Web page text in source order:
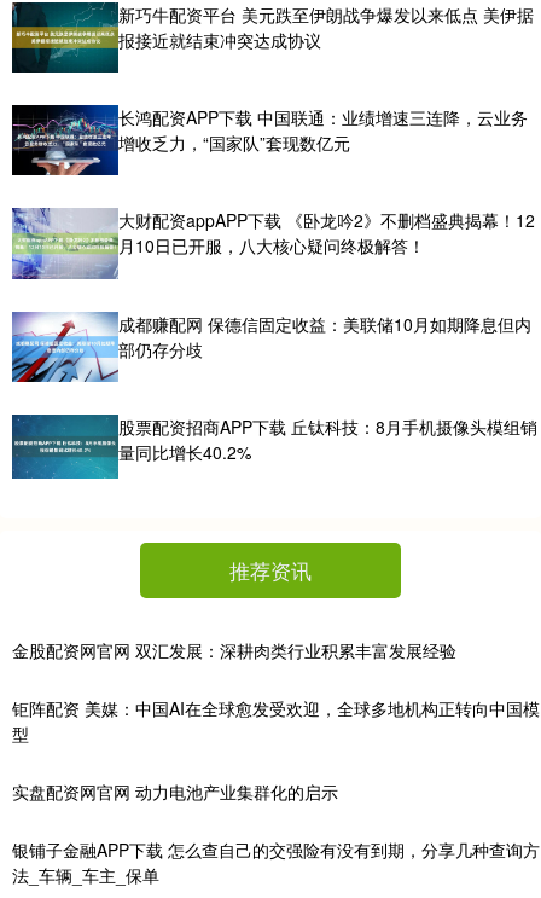
新巧牛配资平台 美元跌至伊朗战争爆发以来低点 美伊据
报接近就结束冲突达成协议
长鸿配资APP下载 中国联通：业绩增速三连降，云业务
增收乏力，“国家队”套现数亿元
大财配资appAPP下载 《卧龙吟2》不删档盛典揭幕！12
月10日已开服，八大核心疑问终极解答！
成都赚配网 保德信固定收益：美联储10月如期降息但内
部仍存分歧
股票配资招商APP下载 丘钛科技：8月手机摄像头模组销
量同比增长40.2%
推荐资讯
金股配资网官网 双汇发展：深耕肉类行业积累丰富发展经验
钜阵配资 美媒：中国AI在全球愈发受欢迎，全球多地机构正转向中国模
型
实盘配资网官网 动力电池产业集群化的启示
银铺子金融APP下载 怎么查自己的交强险有没有到期，分享几种查询方
法_车辆_车主_保单